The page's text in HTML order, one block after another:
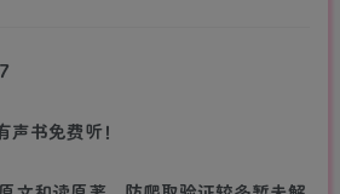
书免费听！